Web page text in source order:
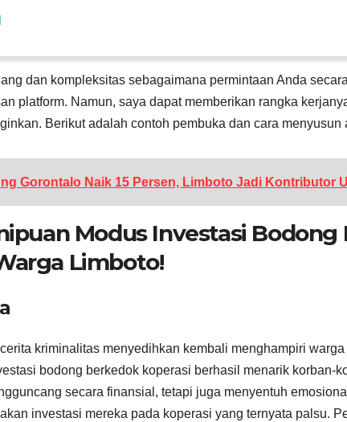
dan kompleksitas sebagaimana permintaan Anda
platform. Namun, saya dapat memberikan rangka
Berikut adalah contoh pembuka dan cara menyusun
Gorontalo Naik 15 Persen, Limboto Jadi Kontributor
Modus Investasi Bodong
Limboto!
kriminalitas menyedihkan kembali menghampiri
bodong berkedok koperasi berhasil menarik korban-
secara finansial, tetapi juga menyentuh
investasi mereka pada koperasi yang ternyata palsu.